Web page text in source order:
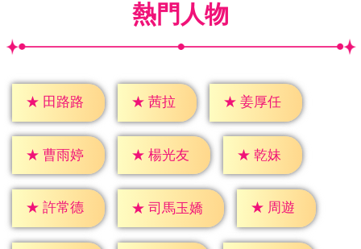
熱門人物
★ 田路路 ★ 茜拉 ★ 姜厚任
★ 曹雨婷 ★ 楊光友 ★ 乾妹
★ 許常德 ★ 司馬玉嬌 ★ 周遊